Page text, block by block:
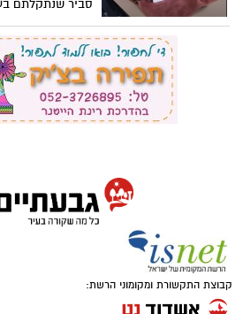
סביר שנתקלתם
נוצץ וחיוכים
כבר מזמן לא רק
מהחוויה. מי
עזר ארויו, צלם
חתונות, בר מצוות,
עסקיים – עם
קבוצת התקשורת ומקומוני הרשת: